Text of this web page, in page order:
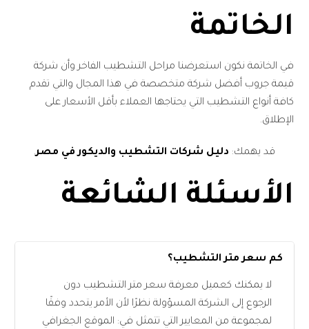
الخاتمة
في الخاتمة نكون استعرضنا مراحل التشطيب الفاخر وأن شركة
قيمة جروب أفضل شركة متخصصة في هذا المجال والتي تقدم
كافة أنواع التشطيب التي يحتاجها العملاء بأقل الأسعار على
الإطلاق.
قد يهمك: دليل شركات التشطيب والديكور في مصر.
الأسئلة الشائعة
كم سعر متر التشطيب؟
لا يمكنك كعميل معرفة سعر متر التشطيب دون
الرجوع إلى الشركة المسؤولة نظرًا لأن الأمر يتحدد وفقًا
لمجموعة من المعايير التي تتمثل في: الموقع الجغرافي